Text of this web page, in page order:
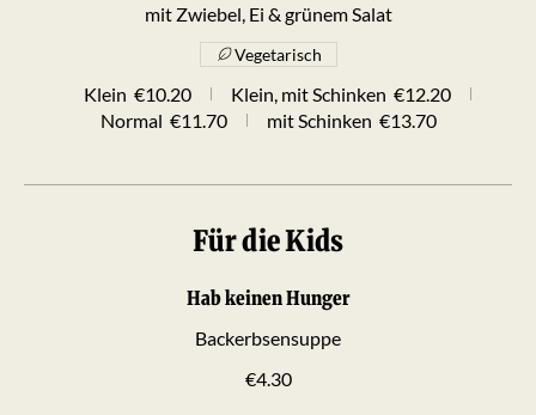
mit Zwiebel, Ei & grünem Salat
Klein €10.20 Klein, mit Schinken €12.20
Normal €11.70 mit Schinken €13.70
Vegetarisch
Für die Kids
Hab keinen Hunger
Backerbsensuppe
€4.30